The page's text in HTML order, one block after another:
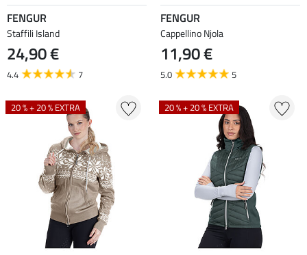
FENGUR
Staffili Island
24,90 €
4.4 7
FENGUR
Cappellino Njola
11,90 €
5.0 5
20 % + 20 % EXTRA 20 % + 20 % EXTRA